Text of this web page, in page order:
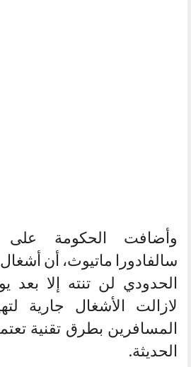
وأضافت الحكومة على
سالفادورا ماتيوث، أن أشغال
الحدودي لن تنته إلا بعد
لازالت الأشغال جارية
المسافرين بطرق تقنية
الحديثة.